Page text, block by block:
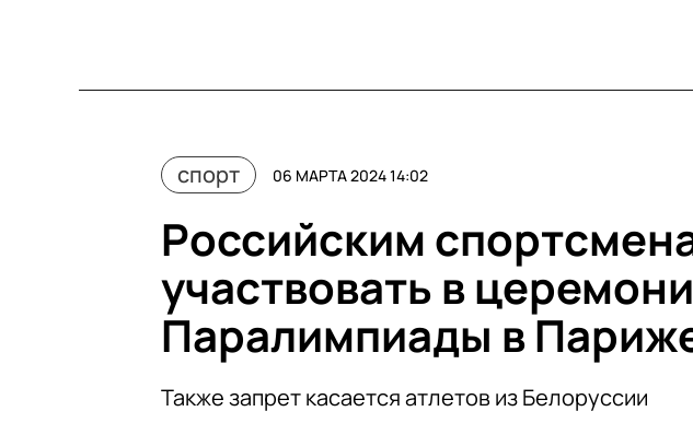
спорт 06 МАРТА 2024 14:02
Российским
участвовать в
Паралимпиады в
Также запрет касается атлетов из Белоруссии